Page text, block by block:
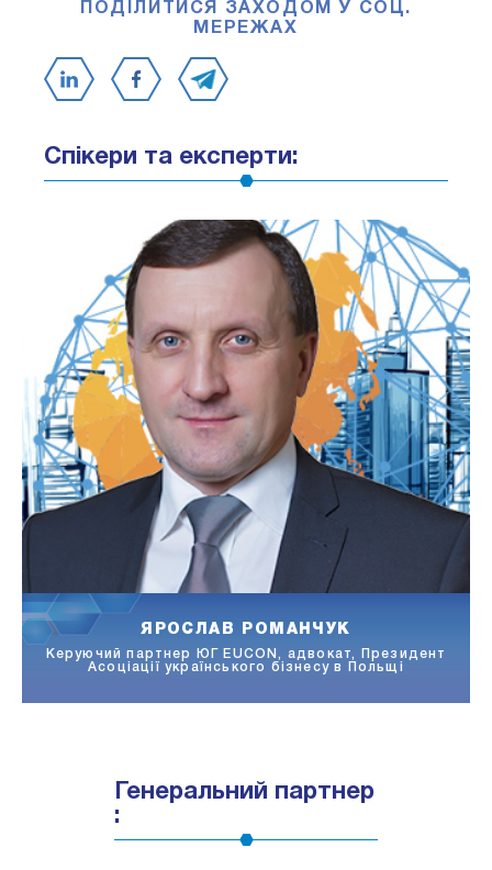
ПОДІЛИТИСЯ ЗАХОДОМ У СОЦ.
МЕРЕЖАХ
Спікери та експерти:
ІРИНА МУСІЙЧУК
Керівник юридичного відділу ПІІ «МакДональдз Юкрейн
Лтд», кандидат юридичних наук
Генеральний партнер
: